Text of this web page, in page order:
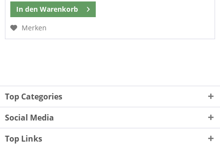
In den Warenkorb
Merken
Top Categories
Social Media
Top Links